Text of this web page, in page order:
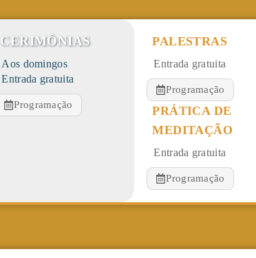
Estudo e
Vivência
Intensiva
de
CERIMÔNIAS
Aos domingos
Entrada gratuita
Programação
PALESTRAS
Entrada gratuita
Programação
PRÁTICA DE
MEDITAÇÃO
Entrada gratuita
Programação